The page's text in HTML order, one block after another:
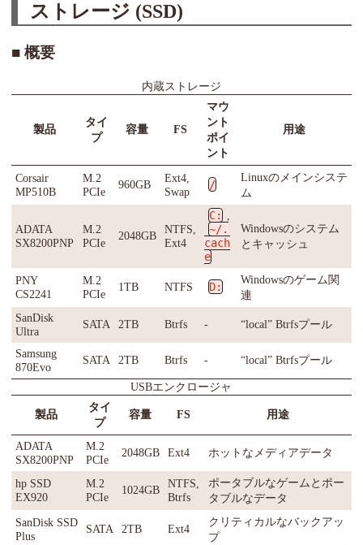
ストレージ (SSD)
概要
内蔵ストレージ
製品
タイ
プ
容量 FS
マウ
ント
ポイ
ント
用途
Corsair
MP510B
M.2
PCIe
960GB
Ext4,
Swap
/
Linuxのメインシステ
ム
ADATA
SX8200PNP
M.2
PCIe
2048GB
NTFS,
Ext4
C:
~/.
cach
e
Windowsのシステム
とキャッシュ
PNY
CS2241
M.2
PCIe
1TB NTFS D:
Windowsのゲーム関
連
SanDisk
Ultra
SATA 2TB Btrfs - “local” Btrfsプール
Samsung
870Evo
SATA 2TB Btrfs - “local” Btrfsプール
USBエンクロージャ
製品
タイ
プ
容量 FS 用途
ADATA
SX8200PNP
M.2
PCIe
2048GB Ext4 ホットなメディアデータ
hp SSD
EX920
M.2
PCIe
1024GB
NTFS,
Btrfs
ポータブルなゲームとポー
タブルなデータ
SanDisk SSD
Plus
SATA 2TB Ext4
クリティカルなバックアッ
プ